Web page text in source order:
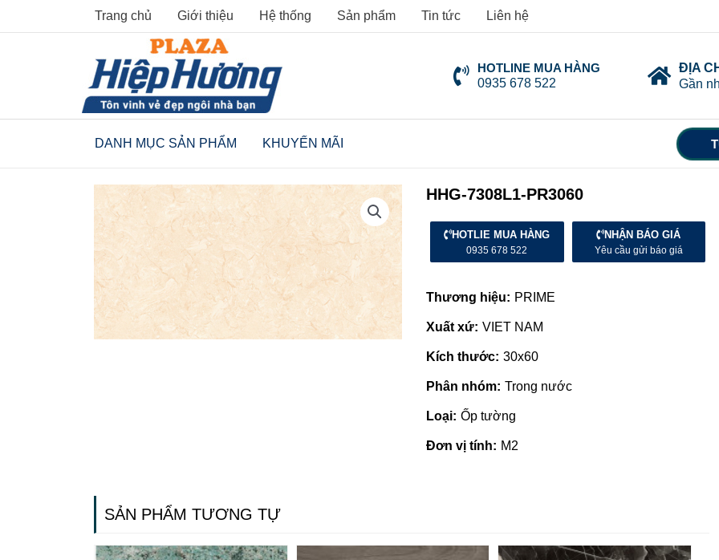
to
Trang chủ Giới thiệu Hệ thống Sản phẩm Tin tức Liên hệ
HOTLINE MUA HÀNG
0935 678 522
ĐỊA
Gần
DANH MỤC SẢN PHẨM KHUYẾN MÃI
HHG-7308L1-PR3060
HOTLIE MUA HÀNG
0935 678 522
NHẬN BÁO GIÁ
Yêu cầu gửi báo giá
Thương hiệu: PRIME
Xuất xứ: VIET NAM
Kích thước: 30x60
Phân nhóm: Trong nước
Loại: Ốp tường
Đơn vị tính: M2
SẢN PHẨM TƯƠNG TỰ